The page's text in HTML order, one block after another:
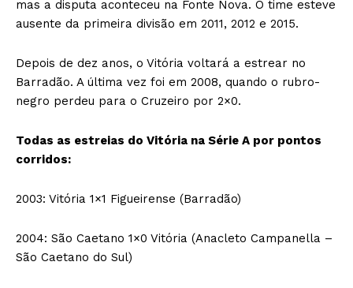
mas a disputa aconteceu na Fonte Nova. O time esteve
ausente da primeira divisão em 2011, 2012 e 2015.
Depois de dez anos, o Vitória voltará a estrear no
Barradão. A última vez foi em 2008, quando o rubro-
negro perdeu para o Cruzeiro por 2×0.
Todas as estreias do Vitória na Série A por pontos
corridos:
2003: Vitória 1×1 Figueirense (Barradão)
2004: São Caetano 1×0 Vitória (Anacleto Campanella –
São Caetano do Sul)